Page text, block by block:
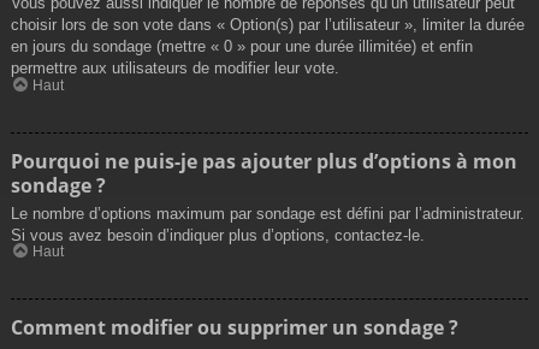
choisir lors de son vote dans « Option(s) par l’utilisateur », limiter la durée
en jours du sondage (mettre « 0 » pour une durée illimitée) et enfin
permettre aux utilisateurs de modifier leur vote.
Haut
Pourquoi ne puis-je pas ajouter plus d’options à mon
sondage ?
Le nombre d’options maximum par sondage est défini par l’administrateur.
Si vous avez besoin d’indiquer plus d’options, contactez-le.
Haut
Comment modifier ou supprimer un sondage ?